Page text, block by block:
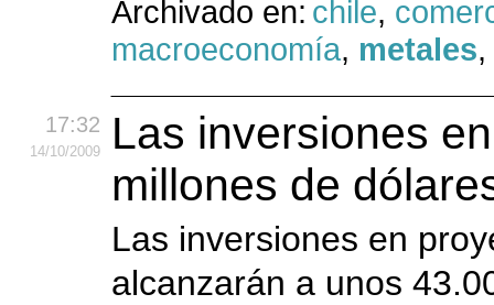
Archivado en: chile,
macroeconomía, metales,
17:32
14/10/2009
Las inversiones
millones de
Las inversiones en
alcanzarán a unos